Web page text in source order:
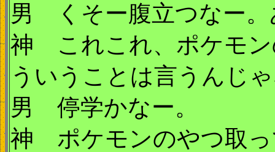
男 くそー腹立つなー。
神 これこれ、ポケモン
ういうことは言うんじ
男 停学かなー。
神 ポケモンのやつ取っ